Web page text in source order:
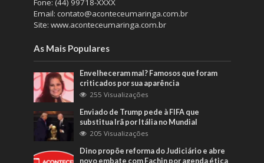
Fone: (44) 99718-XXXX
Email: contato@aconteceumaringa.com.br
Site: www.aconteceumaringa.com.br
As Mais Populares
Envelheceram mal? Famosos que foram
criticados por sua aparência
255 Visualizações
Enviado de Trump pede à FIFA que
substitua Irã por Itália no Mundial
205 Visualizações
Dino propõe reforma do Judiciário e abre
novo embate com Fachin por agenda ética